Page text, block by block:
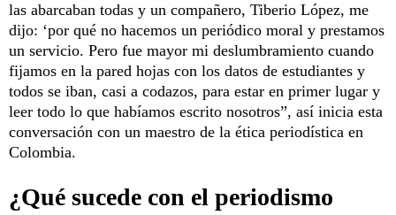
las abarcaban todas y un compañero, Tiberio López, me
dijo: ‘por qué no hacemos un periódico moral y prestamos
un servicio. Pero fue mayor mi deslumbramiento cuando
fijamos en la pared hojas con los datos de estudiantes y
todos se iban, casi a codazos, para estar en primer lugar y
leer todo lo que habíamos escrito nosotros”, así inicia esta
conversación con un maestro de la ética periodística en
Colombia.
¿Qué sucede con el periodismo